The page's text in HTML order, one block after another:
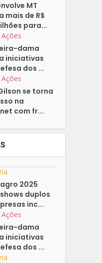
MT
mais de R$
para...
dama
iniciativas
dos ...
se torna
na
com fr...
2025
duplos
inc...
dama
iniciativas
dos ...